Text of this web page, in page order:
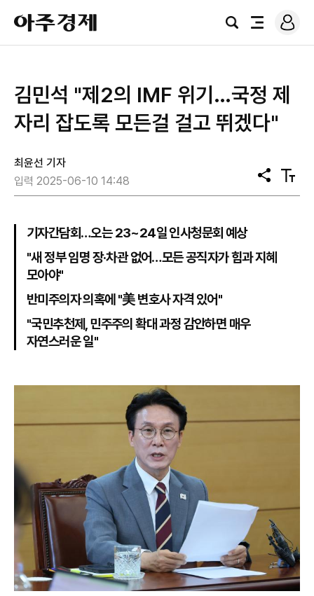
아
주
경
검
전
로
그
김민석 "제2의 IMF 위기…국정 제
자리 잡도록 모든걸 걸고 뛰겠다"
최윤선 기자
입력 2025-06-10 14:48
공
유
텍
스
기자간담회…오는 23~24일 인사청문회 예상
"새 정부 임명 장·차관 없어…모든 공직자가 힘과 지혜
모아야"
반미주의자 의혹에 "美 변호사 자격 있어"
"국민추천제, 민주주의 확대 과정 감안하면 매우
자연스러운 일"